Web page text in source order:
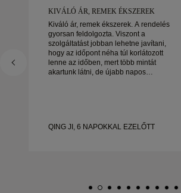
KIVÁLÓ ÁR, REMEK ÉKSZEREK
Kiváló ár, remek ékszerek. A rendelés
gyorsan feldolgozta. Viszont a
szolgáltatást jobban lehetne javítani,
hogy az időpont néha túl korlátozott
lenne az időben, mert több mintát
akartunk látni, de újabb napos
QING JI, 6 NAPOKKAL EZELŐTT